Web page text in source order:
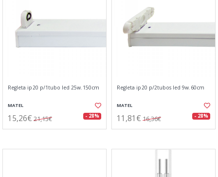
Regleta ip20 p/1tubo led 25w.150cm
MATEL
15,26€ 21,15€ - 28%
Regleta ip20 p/2tubos led 9w.60cm
MATEL
11,81€ 16,36€ - 28%